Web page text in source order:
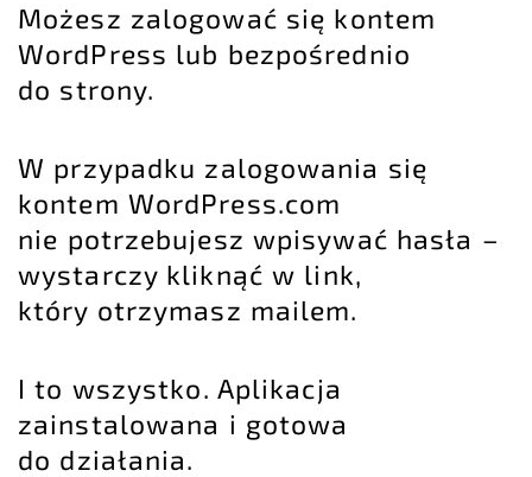
Możesz zalogować się kontem
WordPress lub bezpośrednio
do strony.
W przypadku zalogowania się
kontem WordPress.com
nie potrzebujesz wpisywać hasła –
wystarczy kliknąć w link,
który otrzymasz mailem.
I to wszystko. Aplikacja
zainstalowana i gotowa
do działania.